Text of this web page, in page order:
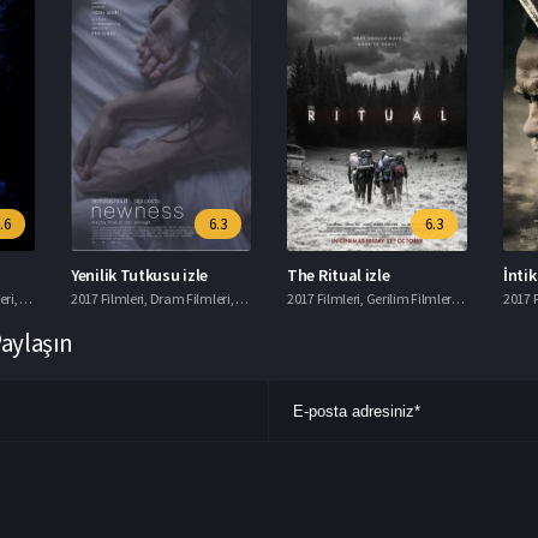
, Korku Filmleri ,Macera Filmleri
6.3
Yenilik Tutkusu izle
2017 Filmleri, Dram Filmleri, Romantik Filmler
6.3
The Ritual izle
2017 Filmleri, Gerilim Filmleri , Gizem2017